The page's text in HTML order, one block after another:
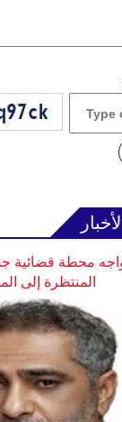
محطة قضائية
المنتظرة إلى